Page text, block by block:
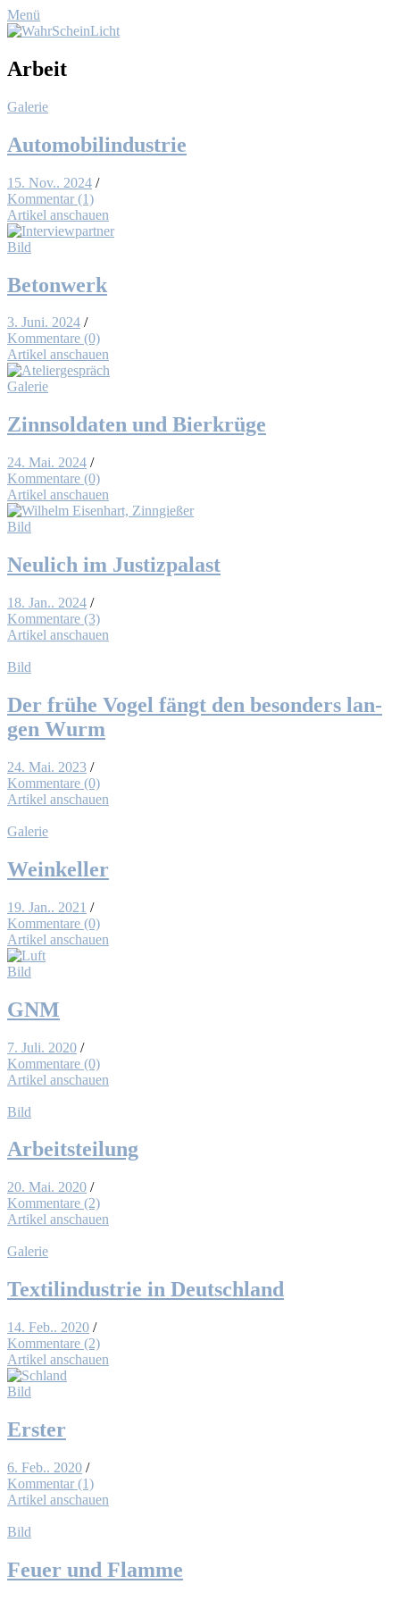
Menü
Arbeit
Galerie
Au­to­mo­bil­in­dus­trie
15. Nov.. 2024 /
Kommentar (1)
Artikel anschauen
Bild
Be­ton­werk
3. Juni. 2024 /
Kommentare (0)
Artikel anschauen
Galerie
Zinn­sol­da­ten und Bier­krü­ge
24. Mai. 2024 /
Kommentare (0)
Artikel anschauen
Bild
Neu­lich im Jus­tiz­pa­last
18. Jan.. 2024 /
Kommentare (3)
Artikel anschauen
Bild
Der frü­he Vo­gel fängt den be­son­ders lan­
gen Wurm
24. Mai. 2023 /
Kommentare (0)
Artikel anschauen
Galerie
Wein­kel­ler
19. Jan.. 2021 /
Kommentare (0)
Artikel anschauen
Bild
GNM
7. Juli. 2020 /
Kommentare (0)
Artikel anschauen
Bild
Ar­beits­tei­lung
20. Mai. 2020 /
Kommentare (2)
Artikel anschauen
Galerie
Tex­til­in­dus­trie in Deutsch­land
14. Feb.. 2020 /
Kommentare (2)
Artikel anschauen
Bild
Ers­ter
6. Feb.. 2020 /
Kommentar (1)
Artikel anschauen
Bild
Feu­er und Flam­me